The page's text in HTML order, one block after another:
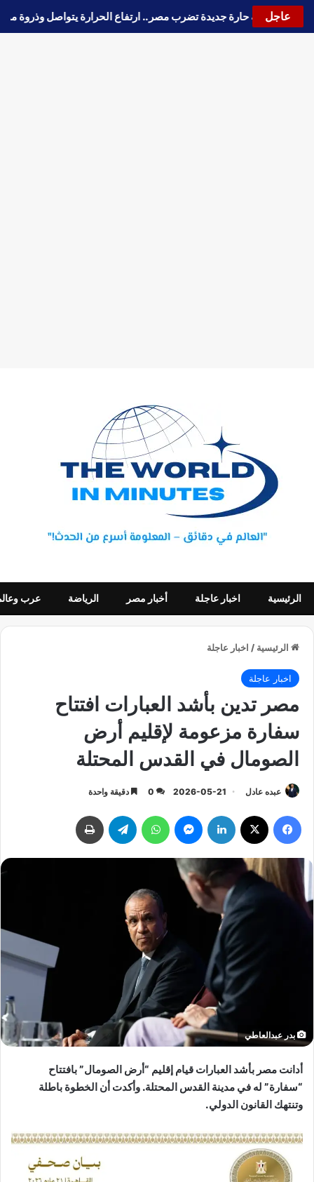
عاجل 🔵موجة حارة جديدة تضرب مصر.. ارتفاع الحرارة يتواصل
الرئيسية اخبار عاجلة أخبار مصر الرياضة عرب
الرئيسية / اخبار عاجلة
اخبار عاجلة
مصر تدين بأشد العبارات افتتاح
سفارة مزعومة لإقليم أرض
الصومال في القدس المحتلة
عبده عادل 2026-05-21
0 دقيقة واحدة
بدر عبدالعاطي
أدانت مصر بأشد العبارات قيام إقليم “أرض الصومال” بافتتاح
“سفارة” له في مدينة القدس المحتلة. وأكدت أن الخطوة باطلة
وتنتهك القانون الدولي.